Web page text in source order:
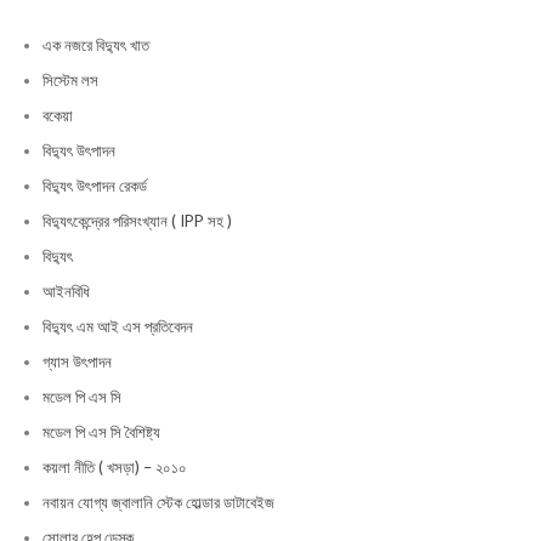
এক নজরে বিদ্যুৎ খাত
সিস্টেম লস
বকেয়া
বিদ্যুৎ উৎপাদন
বিদ্যুৎ উৎপাদন রেকর্ড
বিদ্যুৎকেন্দ্রের পরিসংখ্যান ( IPP সহ )
বিদ্যুৎ
আইনবিধি
বিদ্যুৎ এম আই এস প্রতিবেদন
গ্যাস উৎপাদন
মডেল পি এস সি
মডেল পি এস সি বৈশিষ্ট্য
কয়লা নীতি ( খসড়া) – ২০১০
নবায়ন যোগ্য জ্বালানি স্টেক হোল্ডার ডাটাবেইজ